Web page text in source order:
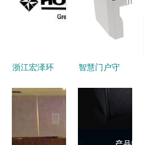
可
展，开启家
用视听新体
浙江宏泽环
家用视听设
备销售重塑
智能家居新
智慧门户守
择优质摆闸
用安全娱乐